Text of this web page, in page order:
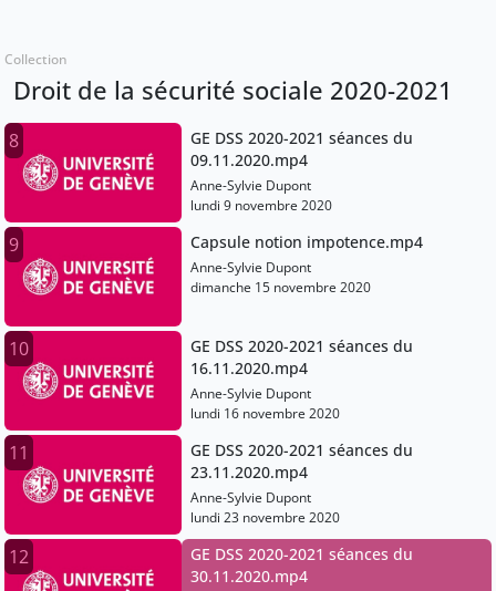
Collection
Droit de la sécurité sociale 2020-2021
8
GE DSS 2020-2021 séances du
09.11.2020.mp4
Anne-Sylvie Dupont
lundi 9 novembre 2020
9 Capsule notion impotence.mp4
Anne-Sylvie Dupont
dimanche 15 novembre 2020
10
GE DSS 2020-2021 séances du
16.11.2020.mp4
Anne-Sylvie Dupont
lundi 16 novembre 2020
11
GE DSS 2020-2021 séances du
23.11.2020.mp4
Anne-Sylvie Dupont
lundi 23 novembre 2020
12
GE DSS 2020-2021 séances du
30.11.2020.mp4